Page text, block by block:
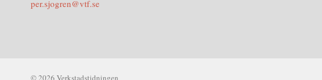
per.sjogren@vtf.se
© 2026 Verkstadstidningen